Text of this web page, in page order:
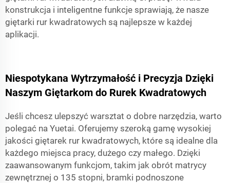
konstrukcja i inteligentne funkcje sprawiają, że nasze
giętarki rur kwadratowych są najlepsze w każdej
aplikacji.
Niespotykana Wytrzymałość i Precyzja Dzięki
Naszym Giętarkom do Rurek Kwadratowych
Jeśli chcesz ulepszyć warsztat o dobre narzędzia, warto
polegać na Yuetai. Oferujemy szeroką gamę wysokiej
jakości giętarek rur kwadratowych, które są idealne dla
każdego miejsca pracy, dużego czy małego. Dzięki
zaawansowanym funkcjom, takim jak obrót matrycy
zewnętrznej o 135 stopni, bramki podnoszone